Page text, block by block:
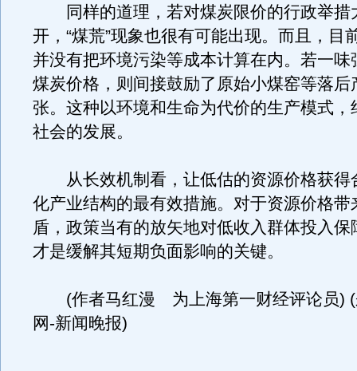
同样的道理，若对煤炭限价的行政举措
开，“煤荒”现象也很有可能出现。而且，目
并没有把环境污染等成本计算在内。若一味
煤炭价格，则间接鼓励了原始小煤窑等落后
张。这种以环境和生命为代价的生产模式，
社会的发展。
从长效机制看，让低估的资源价格获得
化产业结构的最有效措施。对于资源价格带
盾，政策当有的放矢地对低收入群体投入保
才是缓解其短期负面影响的关键。
(作者马红漫 为上海第一财经评论员) (
网-新闻晚报)